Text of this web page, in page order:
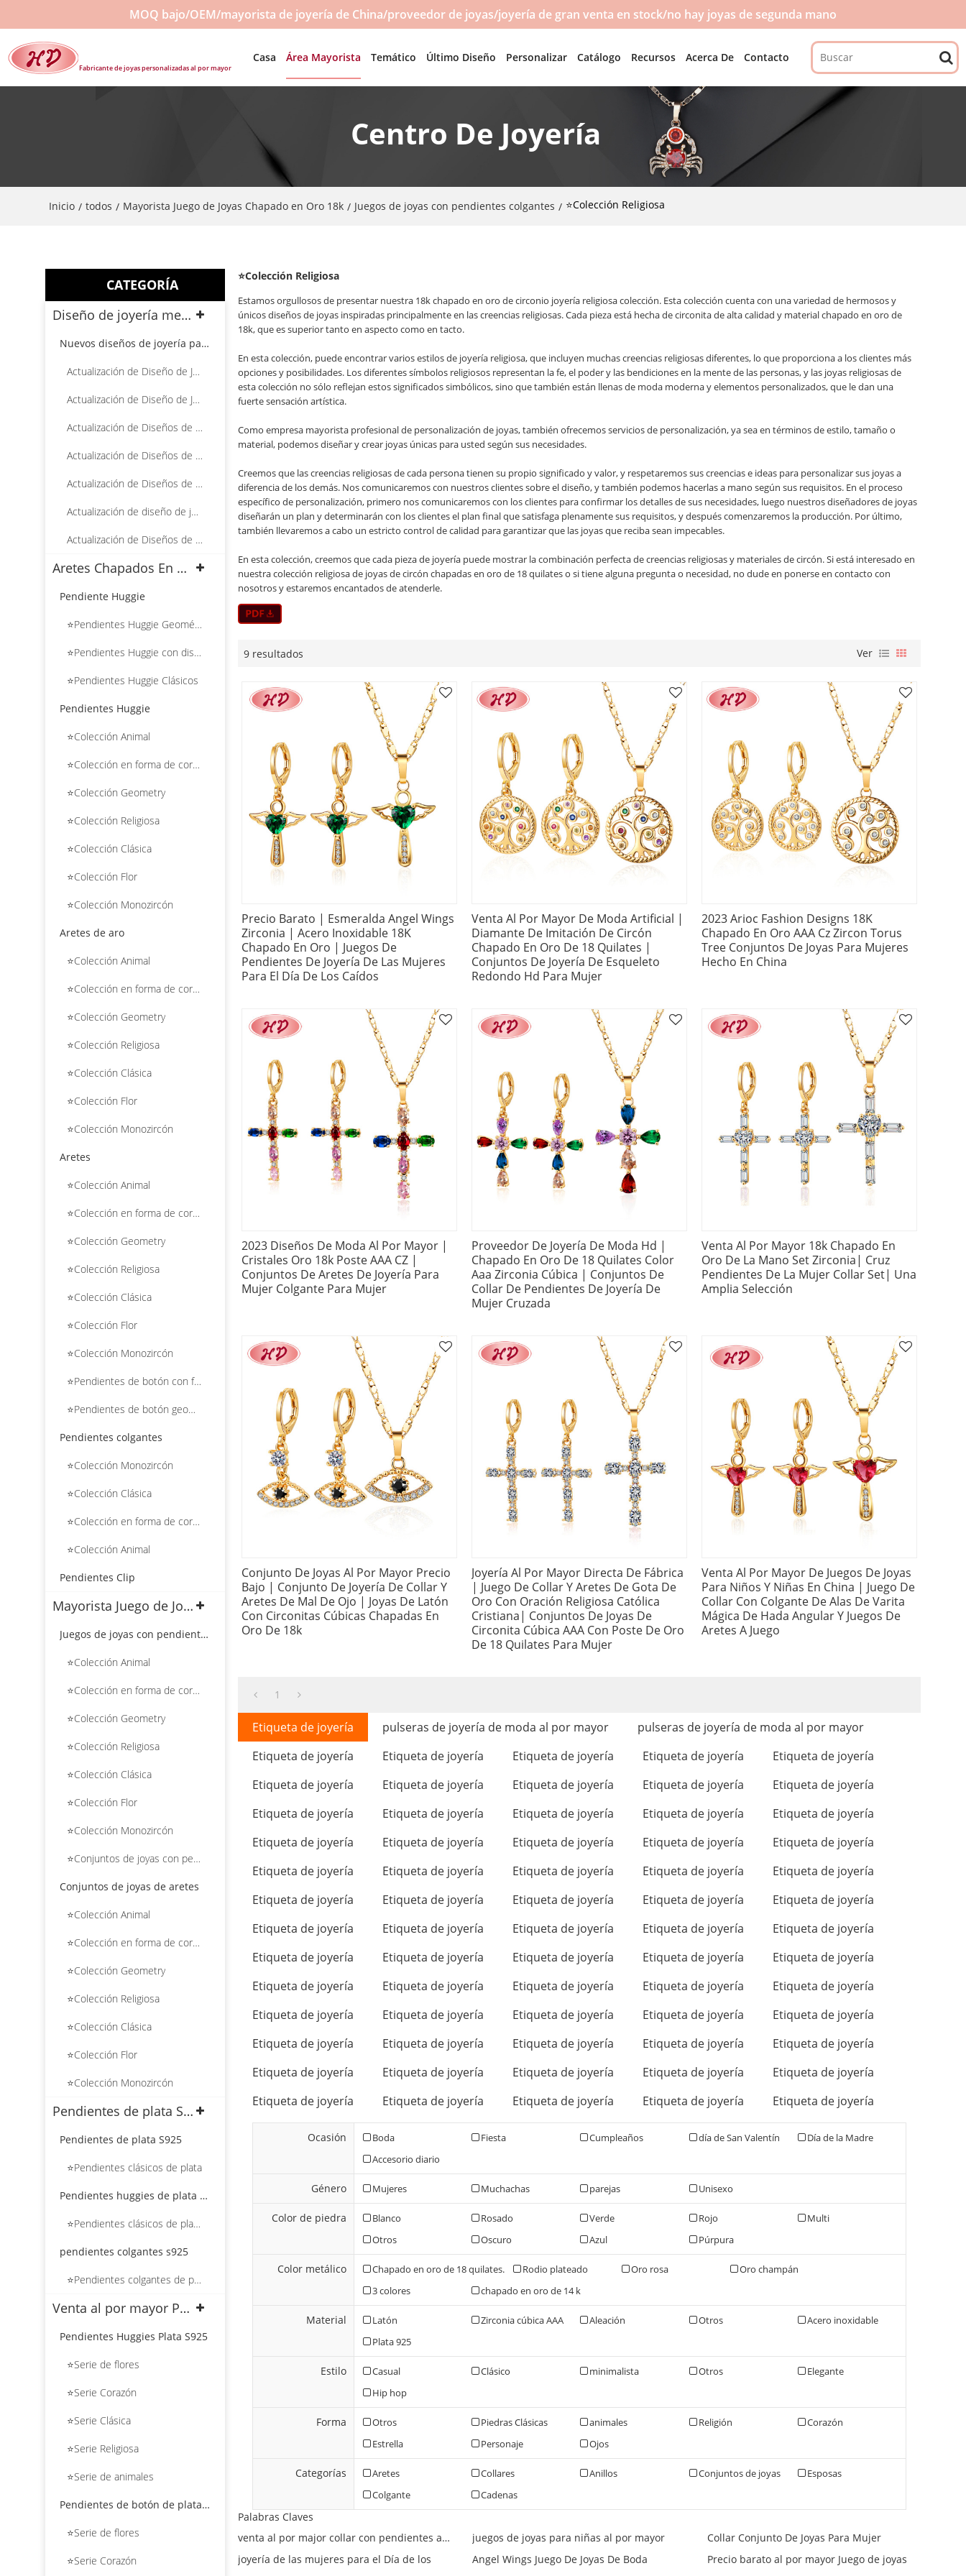
MOQ bajo/OEM/mayorista de joyería de China/proveedor de joyas/joyería de gran venta en stock/no hay joyas de segunda mano
Fabricante de joyas personalizadas al por mayor
Casa Área Mayorista Temático Último Diseño Personalizar Catálogo Recursos Acerca De Contacto
Centro De Joyería
Inicio / todos / Mayorista Juego de Joyas Chapado en Oro 18k / Juegos de joyas con pendientes colgantes / ⭐Colección Religiosa
CATEGORÍA
Diseño de joyería mensual
Nuevos diseños de joyería para 2025
Actualización de Diseño de Joyería Enero 2025
Actualización de Diseño de Joyería, febrero de 2025
Actualización de Diseños de Joyería Marzo 2025
Actualización de Diseños de Joyería Abril 2025
Actualización de Diseños de Joyería Mayo 2025
Actualización de diseño de joyas, junio de 2025
Actualización de Diseños de Joyería Julio 2025
Aretes Chapados En Oro 18k al por mayor
Pendiente Huggie
⭐Pendientes Huggie Geométricos
⭐Pendientes Huggie con diseño de flores
⭐Pendientes Huggie Clásicos
Pendientes Huggie
⭐Colección Animal
⭐Colección en forma de corazón
⭐Colección Geometry
⭐Colección Religiosa
⭐Colección Clásica
⭐Colección Flor
⭐Colección Monozircón
Aretes de aro
⭐Colección Animal
⭐Colección en forma de corazón
⭐Colección Geometry
⭐Colección Religiosa
⭐Colección Clásica
⭐Colección Flor
⭐Colección Monozircón
Aretes
⭐Colección Animal
⭐Colección en forma de corazón
⭐Colección Geometry
⭐Colección Religiosa
⭐Colección Clásica
⭐Colección Flor
⭐Colección Monozircón
⭐Pendientes de botón con forma de flor
⭐Pendientes de botón geométricos
Pendientes colgantes
⭐Colección Monozircón
⭐Colección Clásica
⭐Colección en forma de corazón
⭐Colección Animal
Pendientes Clip
Mayorista Juego de Joyas Chapado en Oro 18k
Juegos de joyas con pendientes colgantes
⭐Colección Animal
⭐Colección en forma de corazón
⭐Colección Geometry
⭐Colección Religiosa
⭐Colección Clásica
⭐Colección Flor
⭐Colección Monozircón
⭐Conjuntos de joyas con pendientes colgantes de flores
Conjuntos de joyas de aretes
⭐Colección Animal
⭐Colección en forma de corazón
⭐Colección Geometry
⭐Colección Religiosa
⭐Colección Clásica
⭐Colección Flor
⭐Colección Monozircón
Pendientes de plata S925
Pendientes de plata S925
⭐Pendientes clásicos de plata
Pendientes huggies de plata S925
⭐Pendientes clásicos de plata Huggies
pendientes colgantes s925
⭐Pendientes colgantes de plata con forma de corazón
Venta al por mayor Pendientes de plata S925
Pendientes Huggies Plata S925
⭐Serie de flores
⭐Serie Corazón
⭐Serie Clásica
⭐Serie Religiosa
⭐Serie de animales
Pendientes de botón de plata S925
⭐Serie de flores
⭐Serie Corazón
⭐Colección Religiosa
Estamos orgullosos de presentar nuestra 18k chapado en oro de circonio joyería religiosa colección. Esta colección cuenta con una variedad de hermosos y
únicos diseños de joyas inspiradas principalmente en las creencias religiosas. Cada pieza está hecha de circonita de alta calidad y material chapado en oro de
18k, que es superior tanto en aspecto como en tacto.
En esta colección, puede encontrar varios estilos de joyería religiosa, que incluyen muchas creencias religiosas diferentes, lo que proporciona a los clientes más
opciones y posibilidades. Los diferentes símbolos religiosos representan la fe, el poder y las bendiciones en la mente de las personas, y las joyas religiosas de
esta colección no sólo reflejan estos significados simbólicos, sino que también están llenas de moda moderna y elementos personalizados, que le dan una
fuerte sensación artística.
Como empresa mayorista profesional de personalización de joyas, también ofrecemos servicios de personalización, ya sea en términos de estilo, tamaño o
material, podemos diseñar y crear joyas únicas para usted según sus necesidades.
Creemos que las creencias religiosas de cada persona tienen su propio significado y valor, y respetaremos sus creencias e ideas para personalizar sus joyas a
diferencia de los demás. Nos comunicaremos con nuestros clientes sobre el diseño, y también podemos hacerlas a mano según sus requisitos. En el proceso
específico de personalización, primero nos comunicaremos con los clientes para confirmar los detalles de sus necesidades, luego nuestros diseñadores de joyas
diseñarán un plan y determinarán con los clientes el plan final que satisfaga plenamente sus requisitos, y después comenzaremos la producción. Por último,
también llevaremos a cabo un estricto control de calidad para garantizar que las joyas que reciba sean impecables.
En esta colección, creemos que cada pieza de joyería puede mostrar la combinación perfecta de creencias religiosas y materiales de circón. Si está interesado en
nuestra colección religiosa de joyas de circón chapadas en oro de 18 quilates o si tiene alguna pregunta o necesidad, no dude en ponerse en contacto con
nosotros y estaremos encantados de atenderle.
9 resultados Ver
Precio Barato | Esmeralda Angel Wings
Zirconia | Acero Inoxidable 18K
Chapado En Oro | Juegos De
Pendientes De Joyería De Las Mujeres
Para El Día De Los Caídos
Venta Al Por Mayor De Moda Artificial |
Diamante De Imitación De Circón
Chapado En Oro De 18 Quilates |
Conjuntos De Joyería De Esqueleto
Redondo Hd Para Mujer
2023 Arioc Fashion Designs 18K
Chapado En Oro AAA Cz Zircon Torus
Tree Conjuntos De Joyas Para Mujeres
Hecho En China
2023 Diseños De Moda Al Por Mayor |
Cristales Oro 18k Poste AAA CZ |
Conjuntos De Aretes De Joyería Para
Mujer Colgante Para Mujer
Proveedor De Joyería De Moda Hd |
Chapado En Oro De 18 Quilates Color
Aaa Zirconia Cúbica | Conjuntos De
Collar De Pendientes De Joyería De
Mujer Cruzada
Venta Al Por Mayor 18k Chapado En
Oro De La Mano Set Zirconia| Cruz
Pendientes De La Mujer Collar Set| Una
Amplia Selección
Conjunto De Joyas Al Por Mayor Precio
Bajo | Conjunto De Joyería De Collar Y
Aretes De Mal De Ojo | Joyas De Latón
Con Circonitas Cúbicas Chapadas En
Oro De 18k
Joyería Al Por Mayor Directa De Fábrica
| Juego De Collar Y Aretes De Gota De
Oro Con Oración Religiosa Católica
Cristiana| Conjuntos De Joyas De
Circonita Cúbica AAA Con Poste De Oro
De 18 Quilates Para Mujer
Venta Al Por Mayor De Juegos De Joyas
Para Niños Y Niñas En China | Juego De
Collar Con Colgante De Alas De Varita
Mágica De Hada Angular Y Juegos De
Aretes A Juego
1
Etiqueta de joyería pulseras de joyería de moda al por mayor
pulseras de joyería de moda al por mayor
Etiqueta de joyería
Etiqueta de joyería Etiqueta de joyería Etiqueta de joyería
Etiqueta de joyería
Etiqueta de joyería
Etiqueta de joyería Etiqueta de joyería Etiqueta de joyería
Etiqueta de joyería
Etiqueta de joyería
Etiqueta de joyería Etiqueta de joyería Etiqueta de joyería
Etiqueta de joyería
Etiqueta de joyería
Etiqueta de joyería Etiqueta de joyería Etiqueta de joyería
Etiqueta de joyería
Etiqueta de joyería
Etiqueta de joyería Etiqueta de joyería Etiqueta de joyería
Etiqueta de joyería
Etiqueta de joyería
Etiqueta de joyería Etiqueta de joyería Etiqueta de joyería
Etiqueta de joyería
Etiqueta de joyería
Etiqueta de joyería Etiqueta de joyería Etiqueta de joyería
Etiqueta de joyería
Etiqueta de joyería
Etiqueta de joyería Etiqueta de joyería Etiqueta de joyería
Etiqueta de joyería
Etiqueta de joyería
Etiqueta de joyería Etiqueta de joyería Etiqueta de joyería
Etiqueta de joyería
Etiqueta de joyería
Etiqueta de joyería Etiqueta de joyería Etiqueta de joyería
Etiqueta de joyería
Etiqueta de joyería
Etiqueta de joyería Etiqueta de joyería Etiqueta de joyería
Etiqueta de joyería
Etiqueta de joyería
Etiqueta de joyería Etiqueta de joyería Etiqueta de joyería
Etiqueta de joyería
Etiqueta de joyería
Etiqueta de joyería Etiqueta de joyería Etiqueta de joyería Etiqueta de joyería
Ocasión Boda Fiesta Cumpleaños día de San Valentín
Día de la Madre
Accesorio diario
Género Mujeres Muchachas parejas Unisexo
Color de piedra Blanco Rosado Verde Rojo
Multi
Otros
Oscuro Azul Púrpura
Color metálico Chapado en oro de 18 quilates. Rodio plateado Oro rosa
Oro champán
3 colores
chapado en oro de 14 k
Material Latón Zirconia cúbica AAA Aleación Otros
Acero inoxidable
Plata 925
Estilo Casual Clásico minimalista Otros
Elegante
Hip hop
Forma Otros Piedras Clásicas animales Religión
Corazón
Estrella
Personaje Ojos
Categorías Aretes Collares Anillos Conjuntos de joyas
Esposas
Colgante
Cadenas
Palabras Claves
venta al por major collar con pendientes a juego
juegos de joyas para niñas al por mayor
Collar Conjunto De Joyas Para Mujer
joyería de las mujeres para el Día de los
Angel Wings Juego De Joyas De Boda Precio barato al por mayor Juego de joyas